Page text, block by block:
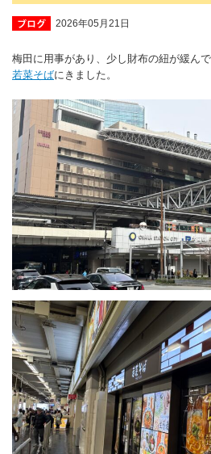
2026年05月21日
梅田に用事があり、少し財布の紐が緩ん
若菜そばにきました。